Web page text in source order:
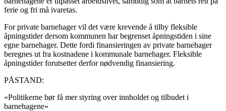
ferie og fri må ivaretas.
For private barnehager vil det være krevende å tilby fleksible
åpningstider dersom kommunen har begrenset åpningstiden i sine
egne barnehager. Dette fordi finansieringen av private barnehager
beregnes ut fra kostnadene i kommunale barnehager. Fleksible
åpningstider forutsetter derfor nødvendig finansiering.
PÅSTAND:
«Politikerne bør få mer styring over innholdet og tilbudet i
barnehagene»